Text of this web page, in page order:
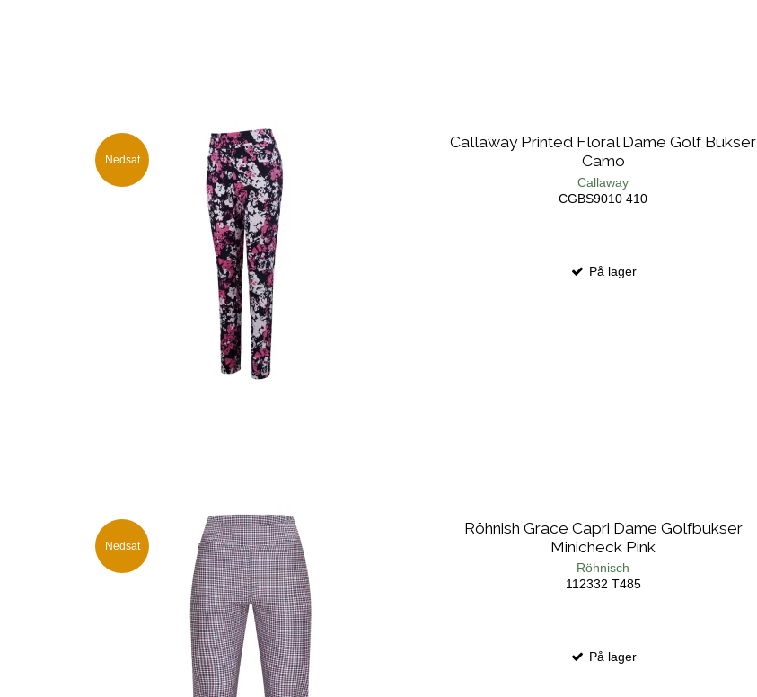
Nedsat
Callaway Printed Floral Dame Golf Bukser
Camo
Callaway
CGBS9010 410
På lager
Nedsat
Röhnish Grace Capri Dame Golfbukser
Minicheck Pink
Röhnisch
112332 T485
På lager